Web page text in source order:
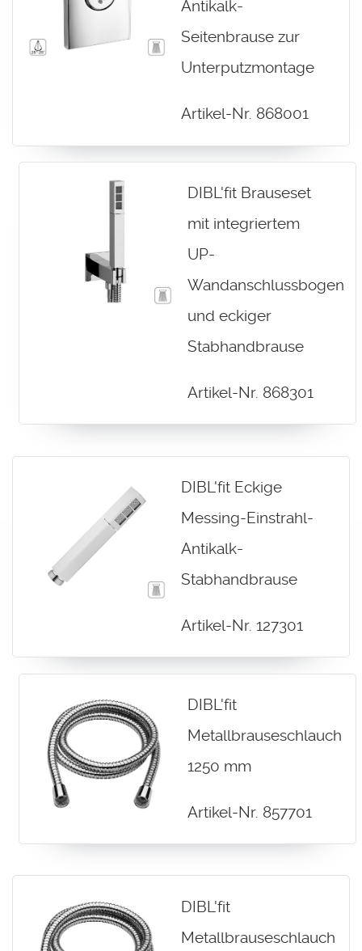
Antikalk-
Seitenbrause zur
Unterputzmontage
Artikel-Nr. 868001
DIBL'fit Brauseset
mit integriertem
UP-
Wandanschlussbogen
und eckiger
Stabhandbrause
Artikel-Nr. 868301
DIBL'fit Eckige
Messing-Einstrahl-
Antikalk-
Stabhandbrause
Artikel-Nr. 127301
DIBL'fit
Metallbrauseschlauch
1250 mm
Artikel-Nr. 857701
DIBL'fit
Metallbrauseschlauch